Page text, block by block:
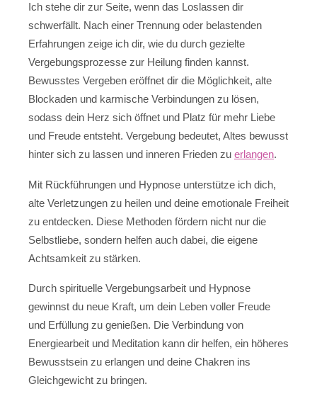
Ich stehe dir zur Seite, wenn das Loslassen dir
schwerfällt. Nach einer Trennung oder belastenden
Erfahrungen zeige ich dir, wie du durch gezielte
Vergebungsprozesse zur Heilung finden kannst.
Bewusstes Vergeben eröffnet dir die Möglichkeit, alte
Blockaden und karmische Verbindungen zu lösen,
sodass dein Herz sich öffnet und Platz für mehr Liebe
und Freude entsteht. Vergebung bedeutet, Altes bewusst
hinter sich zu lassen und inneren Frieden zu erlangen.
Mit Rückführungen und Hypnose unterstütze ich dich,
alte Verletzungen zu heilen und deine emotionale Freiheit
zu entdecken. Diese Methoden fördern nicht nur die
Selbstliebe, sondern helfen auch dabei, die eigene
Achtsamkeit zu stärken.
Durch spirituelle Vergebungsarbeit und Hypnose
gewinnst du neue Kraft, um dein Leben voller Freude
und Erfüllung zu genießen. Die Verbindung von
Energiearbeit und Meditation kann dir helfen, ein höheres
Bewusstsein zu erlangen und deine Chakren ins
Gleichgewicht zu bringen.